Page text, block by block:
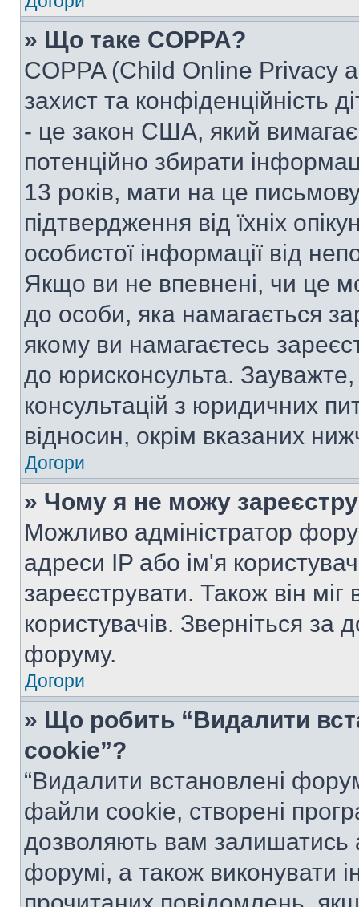
» Що таке COPPA?
COPPA (Child Online Privacy
захист та конфіденційність
- це закон США, який вимагає
потенційно збирати
13 років, мати на це письмову
підтвердження від їхніх
особистої інформації від
Якщо ви не впевнені, чи це
до особи, яка намагається
якому ви намагаєтесь
до юрисконсульта.
консультацій з юридичних
відносин, окрім вказаних
Догори
» Чому я не можу
Можливо адміністратор
адреси IP або ім'я
зареєструвати. Також він
користувачів. Зверніться за
форуму.
Догори
» Що робить “Видалити
cookie”?
“Видалити встановлені
файли cookie, створені
дозволяють вам залишатись
форумі, а також виконувати